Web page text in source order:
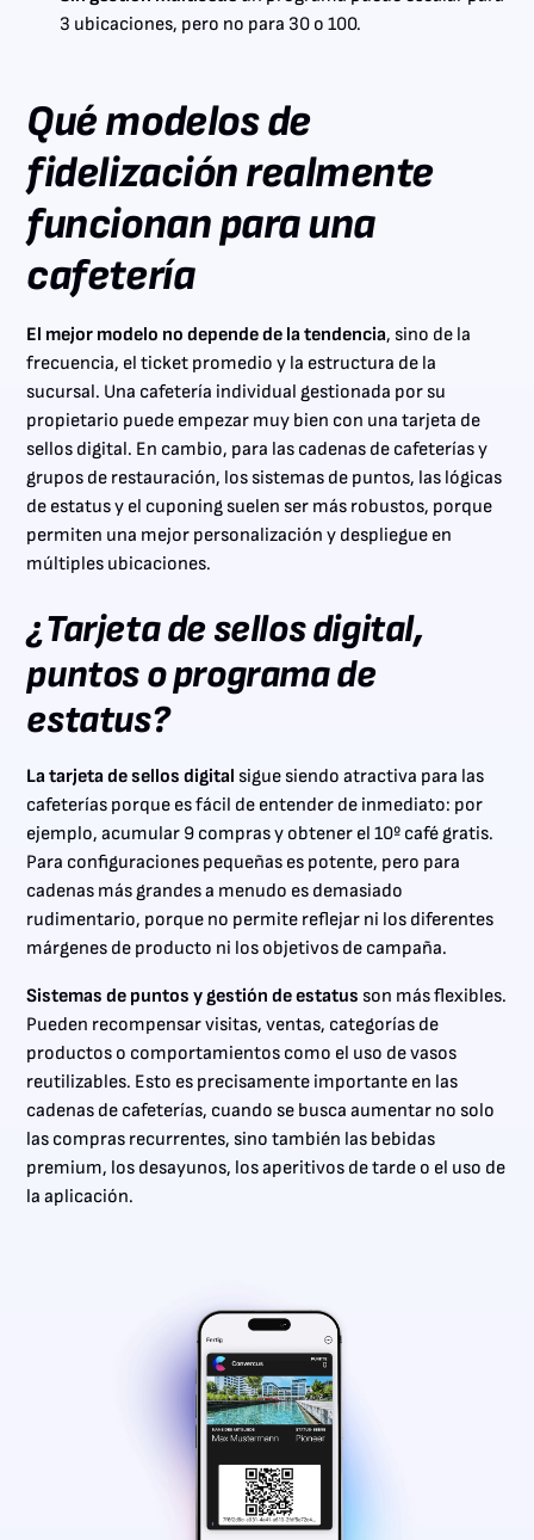
3 ubicaciones, pero no para 30 o 100.
Qué modelos de
fidelización realmente
funcionan para una
cafetería
El mejor modelo no depende de la tendencia, sino de la
frecuencia, el ticket promedio y la estructura de la
sucursal. Una cafetería individual gestionada por su
propietario puede empezar muy bien con una tarjeta de
sellos digital. En cambio, para las cadenas de cafeterías y
grupos de restauración, los sistemas de puntos, las lógicas
de estatus y el cuponing suelen ser más robustos, porque
permiten una mejor personalización y despliegue en
múltiples ubicaciones.
¿Tarjeta de sellos digital,
puntos o programa de
estatus?
La tarjeta de sellos digital sigue siendo atractiva para las
cafeterías porque es fácil de entender de inmediato: por
ejemplo, acumular 9 compras y obtener el 10º café gratis.
Para configuraciones pequeñas es potente, pero para
cadenas más grandes a menudo es demasiado
rudimentario, porque no permite reflejar ni los diferentes
márgenes de producto ni los objetivos de campaña.
Sistemas de puntos y gestión de estatus son más flexibles.
Pueden recompensar visitas, ventas, categorías de
productos o comportamientos como el uso de vasos
reutilizables. Esto es precisamente importante en las
cadenas de cafeterías, cuando se busca aumentar no solo
las compras recurrentes, sino también las bebidas
premium, los desayunos, los aperitivos de tarde o el uso de
la aplicación.